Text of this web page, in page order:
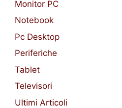
Monitor PC
Notebook
Pc Desktop
Periferiche
Tablet
Televisori
Ultimi Articoli